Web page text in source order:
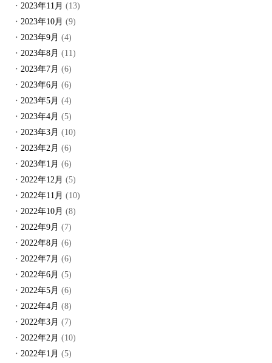
2023年11月 (13)
2023年10月 (9)
2023年9月 (4)
2023年8月 (11)
2023年7月 (6)
2023年6月 (6)
2023年5月 (4)
2023年4月 (5)
2023年3月 (10)
2023年2月 (6)
2023年1月 (6)
2022年12月 (5)
2022年11月 (10)
2022年10月 (8)
2022年9月 (7)
2022年8月 (6)
2022年7月 (6)
2022年6月 (5)
2022年5月 (6)
2022年4月 (8)
2022年3月 (7)
2022年2月 (10)
2022年1月 (5)